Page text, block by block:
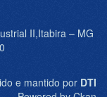
II,Itabira – MG
e mantido por DTI